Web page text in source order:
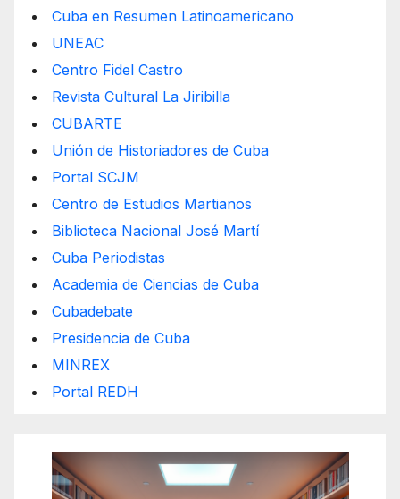
Cuba en Resumen Latinoamericano
UNEAC
Centro Fidel Castro
Revista Cultural La Jiribilla
CUBARTE
Unión de Historiadores de Cuba
Portal SCJM
Centro de Estudios Martianos
Biblioteca Nacional José Martí
Cuba Periodistas
Academia de Ciencias de Cuba
Cubadebate
Presidencia de Cuba
MINREX
Portal REDH